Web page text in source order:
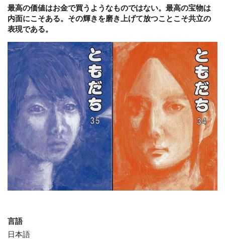
最高の価値はお金で買うようなものではない。最高の宝物は
内面にこそある。その輝きを磨き上げて放つことこそ共立の
表現である。
言語
日本語